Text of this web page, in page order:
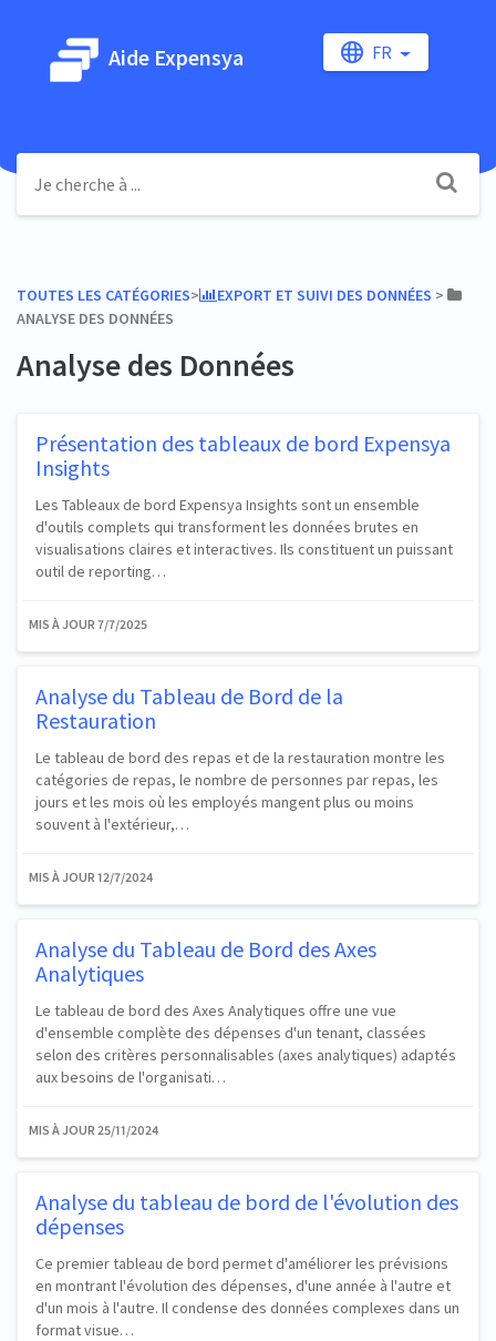
Aide Expensya FR
TOUTES LES CATÉGORIES​>​ ​EXPORT ET SUIVI DES DONNÉES ​ > ​
ANALYSE DES DONNÉES
Analyse des Données
Présentation des tableaux de bord Expensya
Insights
Les Tableaux de bord Expensya Insights sont un ensemble
d'outils complets qui transforment les données brutes en
visualisations claires et interactives. Ils constituent un puissant
outil de reporting…
MIS À JOUR 7/7/2025
Analyse du Tableau de Bord de la
Restauration
Le tableau de bord des repas et de la restauration montre les
catégories de repas, le nombre de personnes par repas, les
jours et les mois où les employés mangent plus ou moins
souvent à l'extérieur,…
MIS À JOUR 12/7/2024
Analyse du Tableau de Bord des Axes
Analytiques
Le tableau de bord des Axes Analytiques offre une vue
d'ensemble complète des dépenses d'un tenant, classées
selon des critères personnalisables (axes analytiques) adaptés
aux besoins de l'organisati…
MIS À JOUR 25/11/2024
Analyse du tableau de bord de l'évolution des
dépenses
Ce premier tableau de bord permet d'améliorer les prévisions
en montrant l'évolution des dépenses, d'une année à l'autre et
d'un mois à l'autre. Il condense des données complexes dans un
format visue…